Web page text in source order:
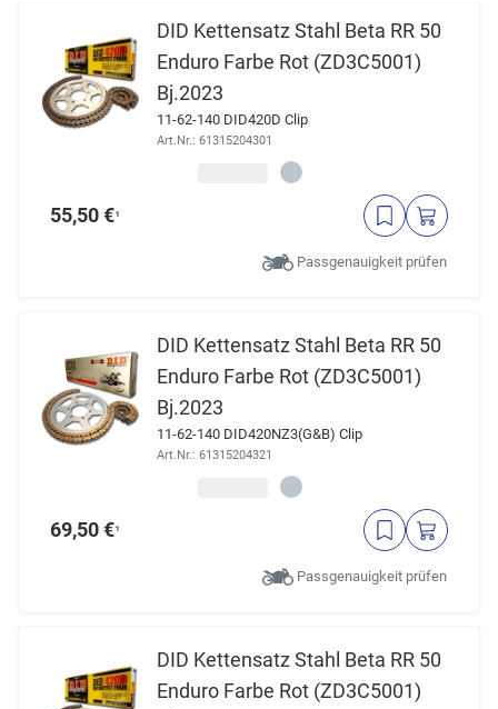
DID Kettensatz Stahl Beta RR 50
Enduro Farbe Rot (ZD3C5001)
Bj.2023
11-62-140 DID420D Clip
Art.Nr.: 61315204301
55,50 €¹
Passgenauigkeit prüfen
DID Kettensatz Stahl Beta RR 50
Enduro Farbe Rot (ZD3C5001)
Bj.2023
11-62-140 DID420NZ3(G&B) Clip
Art.Nr.: 61315204321
69,50 €¹
Passgenauigkeit prüfen
DID Kettensatz Stahl Beta RR 50
Enduro Farbe Rot (ZD3C5001)